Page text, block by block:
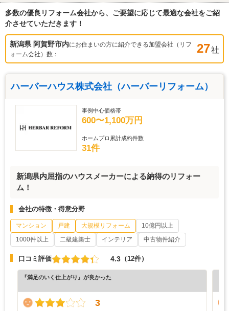
多数の優良リフォーム会社から、ご要望に応じて最適な会社をご紹
介させていただきます！
新潟県 阿賀野市内にお住まいの方に紹介できる加盟会社（リフ
ォーム会社）数：
27社
ハーバーハウス株式会社（ハーバーリフォーム）
事例中心価格帯
600〜1,100万円
ホームプロ累計成約件数
31件
新潟県内屈指のハウスメーカーによる納得のリフォー
ム！
会社の特徴・得意分野
マンション 戸建 大規模リフォーム
10億円以上
1000件以上
二級建築士 インテリア 中古物件紹介
口コミ評価 4.3 （12件）
『満足のいく仕上がり』が良かった
3